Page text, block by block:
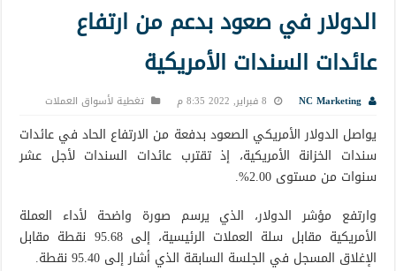
الدولار في صعود بدعم من ارتفاع
عائدات السندات الأمريكية
NC Marketing 8 فبراير, 2022 8:35 م تغطية لأسواق العملات
يواصل الدولار الأمريكي الصعود بدفعة من الارتفاع الحاد في عائدات
سندات الخزانة الأمريكية، إذ تقترب عائدات السندات لأجل عشر
سنوات من مستوى 2.00%.
وارتفع مؤشر الدولار، الذي يرسم صورة واضحة لأداء العملة
الأمريكية مقابل سلة العملات الرئيسية، إلى 95.68 نقطة مقابل
الإغلاق المسجل في الجلسة السابقة الذي أشار إلى 95.40 نقطة.